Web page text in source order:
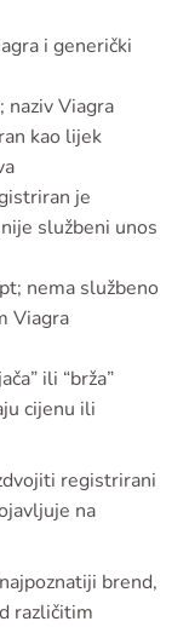
i generički
naziv Viagra
kao lijek
je
službeni unos
nema službeno
Viagra
ili “brža”
cijenu ili
registrirani
na
brend,
različitim